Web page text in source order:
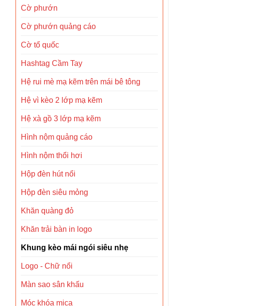
Cờ phướn
Cờ phướn quảng cáo
Cờ tổ quốc
Hashtag Cầm Tay
Hệ rui mè mạ kẽm trên mái bê tông
Hệ vì kèo 2 lớp mạ kẽm
Hệ xà gồ 3 lớp mạ kẽm
Hình nộm quảng cáo
Hình nộm thổi hơi
Hộp đèn hút nổi
Hộp đèn siêu mỏng
Khăn quàng đỏ
Khăn trải bàn in logo
Khung kèo mái ngói siêu nhẹ
Logo - Chữ nổi
Màn sao sân khấu
Móc khóa mica